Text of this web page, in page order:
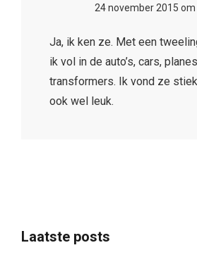
24 november 2015 om
Ja, ik ken ze. Met een
ik vol in de auto’s, cars,
transformers. Ik vond ze
ook wel leuk.
Laatste posts